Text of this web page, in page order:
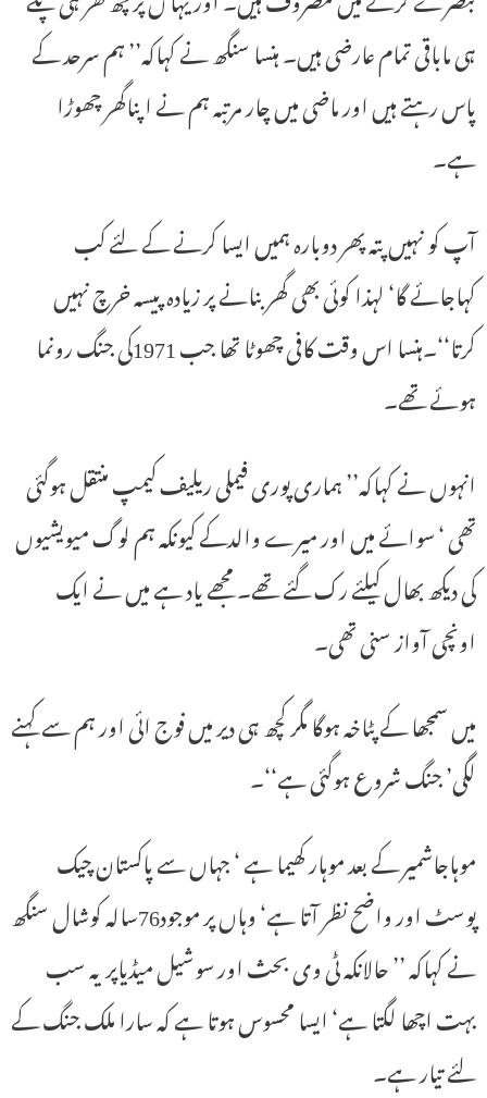
ہی ماباقی تمام عارضی ہیں۔ ہنسا سنگھ نے کہاکہ’’ ہم سرحد کے
پاس رہتے ہیں اور ماضی میں چار مرتبہ ہم نے اپناگھر چھوڑا
ہے۔
آپ کو نہیں پتہ پھر دوبارہ ہمیں ایسا کرنے کے لئے کب
کہاجائے گا‘ لہذا کوئی بھی گھر بنانے پر زیادہ پیسہ خرچ نہیں
کرتا‘‘۔ہنسا اس وقت کافی چھوٹا تھا جب 1971کی جنگ رونما
ہوئے تھے۔
انہوں نے کہاکہ’’ ہماری پوری فیملی ریلیف کیمپ منتقل ہوگئی
تھی ‘ سوائے میں اور میرے والدکے کیونکہ ہم لوگ میویشیوں
کی دیکھ بھال کیلئے رک گئے تھے۔ مجھے یاد ہے میں نے ایک
اونچی آواز سنی تھی۔
میں سمجھا کے پٹاخہ ہوگا مگر کچھ ہی دیر میں فوج ائی اور ہم سے کہنے
لگی’ جنگ شروع ہوگئی ہے‘‘۔
موہاجاشمیر کے بعد موہار کھیما ہے ‘ جہاں سے پاکستان چیک
پوسٹ اور واضح نظر آتا ہے‘ وہاں پر موجود76سالہ کوشال سنگھ
نے کہاکہ ’’ حالانکہ ٹی وی بحث اور سوشیل میڈیاپر یہ سب
بہت اچھا لگتا ہے‘ ایسا محسوس ہوتا ہے کہ سارا ملک جنگ کے
لئے تیار ہے۔